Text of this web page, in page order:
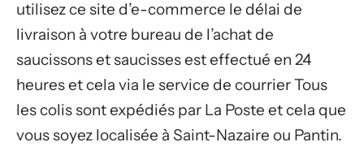
utilisez ce site d’e-commerce le délai de
livraison à votre bureau de l’achat de
saucissons et saucisses est effectué en 24
heures et cela via le service de courrier Tous
les colis sont expédiés par La Poste et cela que
vous soyez localisée à Saint-Nazaire ou Pantin.